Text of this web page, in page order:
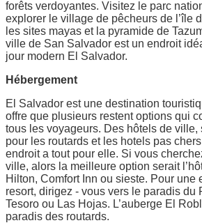
forêts verdoyantes. Visitez le parc
explorer le village de pêcheurs de l’île
les sites mayas et la pyramide de
ville de San Salvador est un endroit
jour modern El Salvador.
Hébergement
El Salvador est une destination
offre que plusieurs restent options qui
tous les voyageurs. Des hôtels de
pour les routards et les hotels pas
endroit a tout pour elle. Si vous
ville, alors la meilleure option serait
Hilton, Comfort Inn ou sieste. Pour une
resort, dirigez - vous vers le paradis du
Tesoro ou Las Hojas. L’auberge El
paradis des routards.